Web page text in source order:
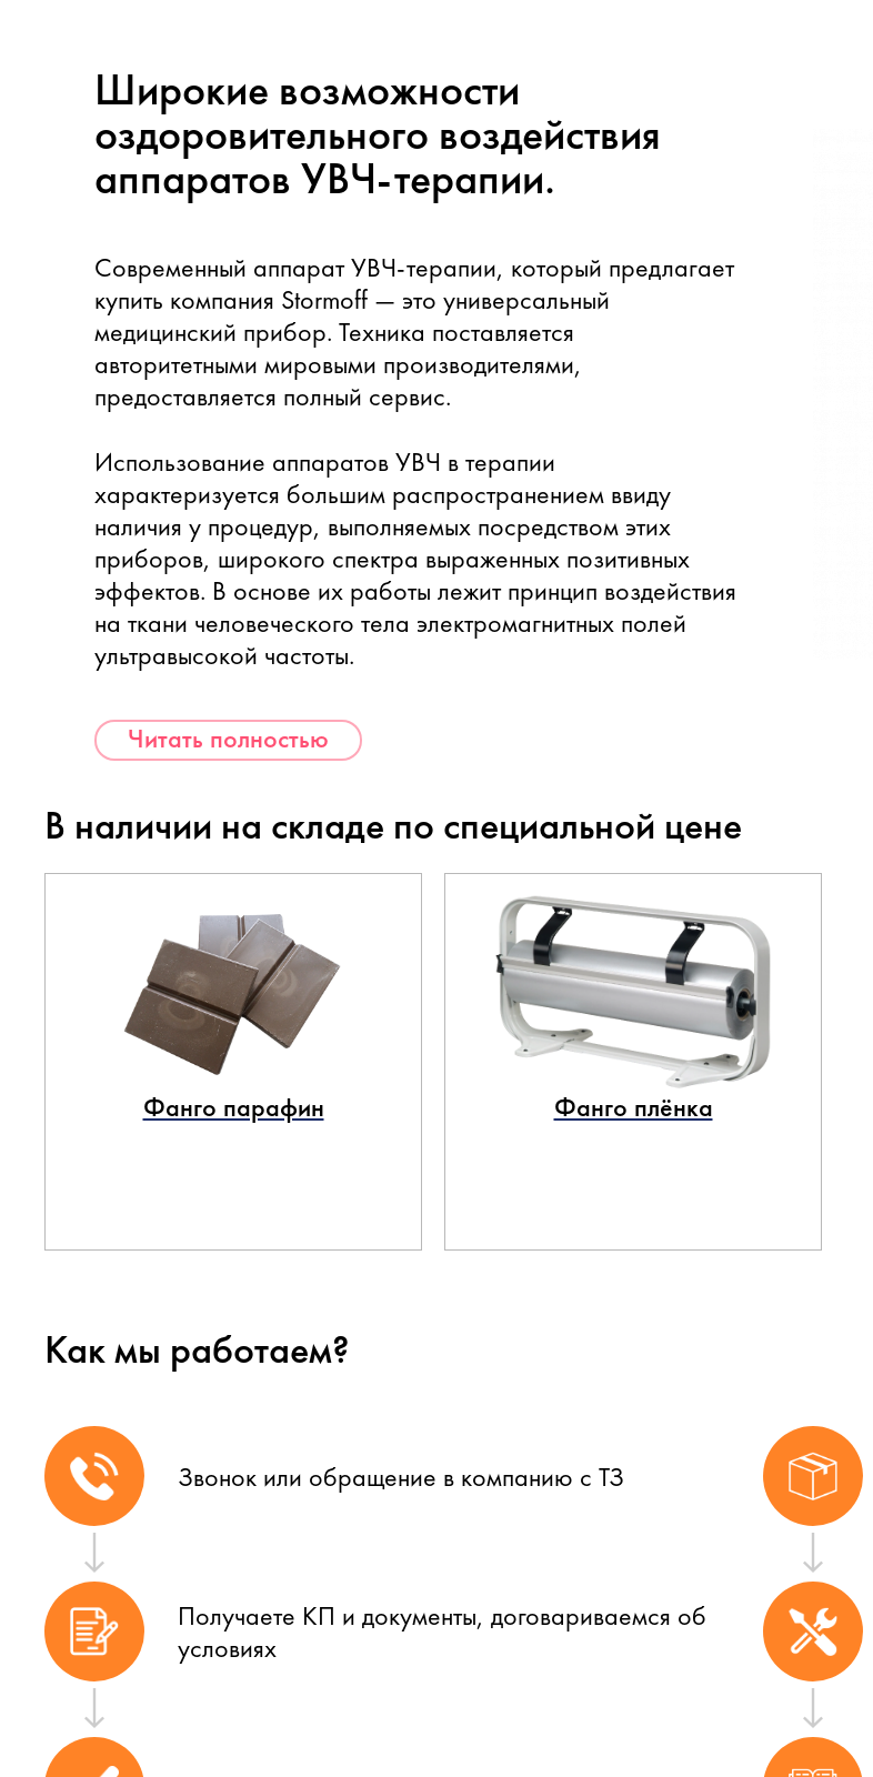
Широкие возможности
оздоровительного воздействия
аппаратов УВЧ-терапии.
Современный аппарат УВЧ-терапии, который предлагает
купить компания Stormoff — это универсальный
медицинский прибор. Техника поставляется
авторитетными мировыми производителями,
предоставляется полный сервис.
Использование аппаратов УВЧ в терапии
характеризуется большим распространением ввиду
наличия у процедур, выполняемых посредством этих
приборов, широкого спектра выраженных позитивных
эффектов. В основе их работы лежит принцип воздействия
на ткани человеческого тела электромагнитных полей
ультравысокой частоты.
Читать полностью
В наличии на складе по специальной цене
Фанго парафин Фанго плёнка
Как мы работаем?
Звонок или обращение в компанию с ТЗ
Получаете КП и документы, договариваемся об
условиях